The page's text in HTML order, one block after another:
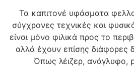
Τα καπιτονέ υφάσματα
σύγχρονες τεχνικές και
είναι μόνο φιλικά προς το
αλλά έχουν επίσης διάφορες
Όπως λέιζερ, ανάγλυφο,